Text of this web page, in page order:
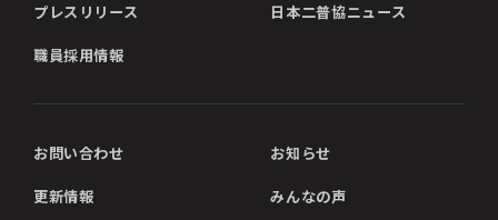
プレスリリース 日本二普協ニュース
職員採用情報
お問い合わせ お知らせ
更新情報 みんなの声